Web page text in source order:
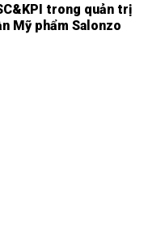
trong quản trị
Mỹ phẩm Salonzo